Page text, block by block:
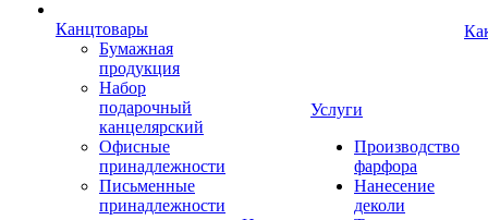
Канцтовары
Бумажная
продукция
Набор
подарочный
канцелярский
Офисные
принадлежности
Письменные
принадлежности
Услуги
Производство
фарфора
Нанесение
деколи